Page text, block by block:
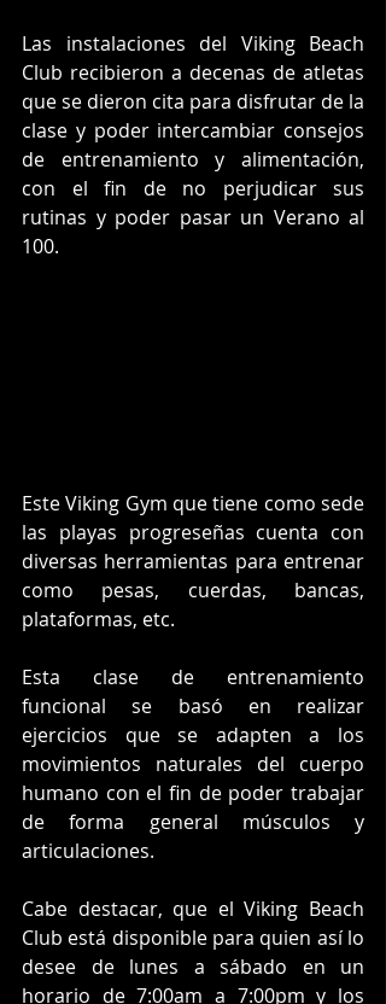
Las instalaciones del Viking Beach
Club recibieron a decenas de atletas
que se dieron cita para disfrutar de la
clase y poder intercambiar consejos
de entrenamiento y alimentación,
con el fin de no perjudicar sus
rutinas y poder pasar un Verano al
100.
Este Viking Gym que tiene como sede
las playas progreseñas cuenta con
diversas herramientas para entrenar
como pesas, cuerdas, bancas,
plataformas, etc.
Esta clase de entrenamiento
funcional se basó en realizar
ejercicios que se adapten a los
movimientos naturales del cuerpo
humano con el fin de poder trabajar
de forma general músculos y
articulaciones.
Cabe destacar, que el Viking Beach
Club está disponible para quien así lo
desee de lunes a sábado en un
horario de 7:00am a 7:00pm y los